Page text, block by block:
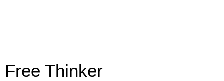
Free Thinker